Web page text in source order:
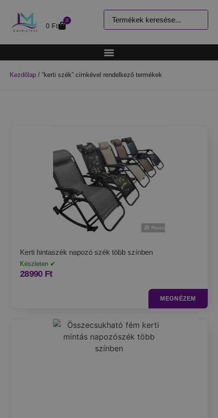
0 Ft
0
Kezdőlap / “kerti szék” címkével rendelkező termékek
Kerti hintaszék napozó szék több színben
Készleten ✔
28990 Ft
MEGNÉZEM